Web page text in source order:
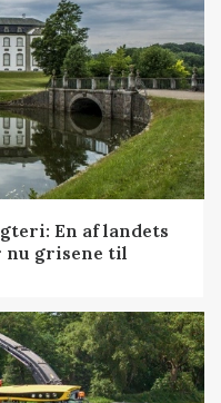
En af landets
nu grisene til